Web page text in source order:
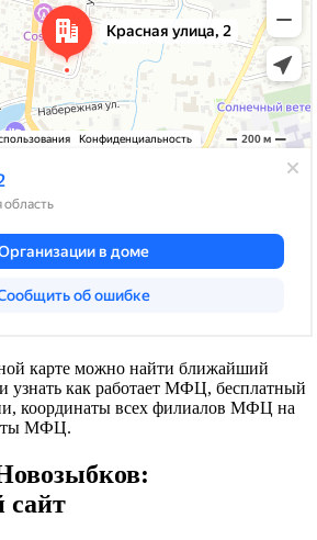
карте можно найти ближайший
как работает МФЦ, бесплатный
координаты всех филиалов МФЦ на
МФЦ.
сайт